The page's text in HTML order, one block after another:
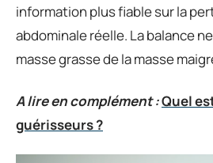
information plus fiable sur la
abdominale réelle. La balance
masse grasse de la masse
A lire en complément :Quel
guérisseurs ?